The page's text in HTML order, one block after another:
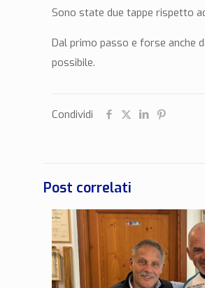
Sono state due tappe rispetto
Dal primo passo e forse anche
possibile.
Condividi
Post correlati